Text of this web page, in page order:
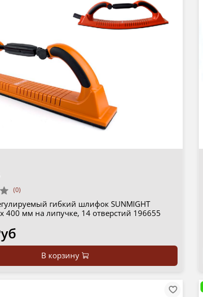
(0)
гибкий шлифок SUNMIGHT
400 мм на липучке, 14 отверстий 196655
В корзину